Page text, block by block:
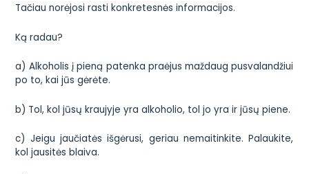
Tačiau norėjosi rasti konkretesnės informacijos.
Ką radau?
a) Alkoholis į pieną patenka praėjus maždaug pusvalandžiui
po to, kai jūs gėrėte.
b) Tol, kol jūsų kraujyje yra alkoholio, tol jo yra ir jūsų piene.
c) Jeigu jaučiatės išgėrusi, geriau nemaitinkite. Palaukite,
kol jausitės blaiva.